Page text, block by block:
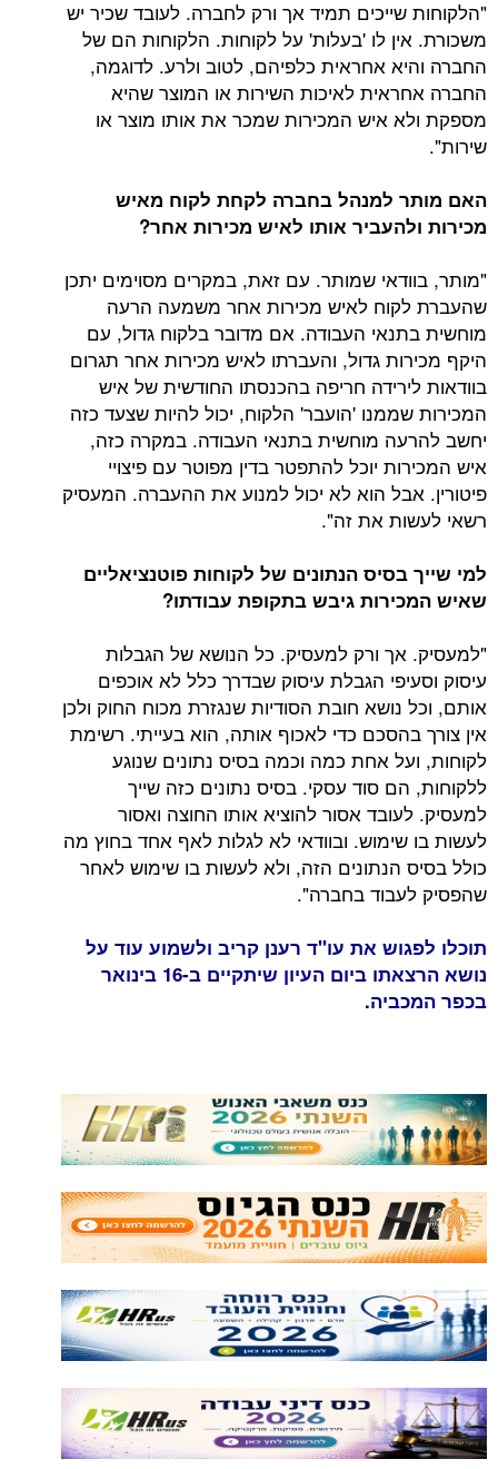
"הלקוחות שייכים תמיד אך ורק לחברה. לעובד שכיר יש
משכורת. אין לו 'בעלות' על לקוחות. הלקוחות הם של
החברה והיא אחראית כלפיהם, לטוב ולרע. לדוגמה,
החברה אחראית לאיכות השירות או המוצר שהיא
מספקת ולא איש המכירות שמכר את אותו מוצר או
שירות".
האם מותר למנהל בחברה לקחת לקוח מאיש
מכירות ולהעביר אותו לאיש מכירות אחר?
"מותר, בוודאי שמותר. עם זאת, במקרים מסוימים יתכן
שהעברת לקוח לאיש מכירות אחר משמעה הרעה
מוחשית בתנאי העבודה. אם מדובר בלקוח גדול, עם
היקף מכירות גדול, והעברתו לאיש מכירות אחר תגרום
בוודאות לירידה חריפה בהכנסתו החודשית של איש
המכירות שממנו 'הועבר' הלקוח, יכול להיות שצעד כזה
יחשב להרעה מוחשית בתנאי העבודה. במקרה כזה,
איש המכירות יוכל להתפטר בדין מפוטר עם פיצויי
פיטורין. אבל הוא לא יכול למנוע את ההעברה. המעסיק
רשאי לעשות את זה".
למי שייך בסיס הנתונים של לקוחות פוטנציאליים
שאיש המכירות גיבש בתקופת עבודתו?
"למעסיק. אך ורק למעסיק. כל הנושא של הגבלות
עיסוק וסעיפי הגבלת עיסוק שבדרך כלל לא אוכפים
אותם, וכל נושא חובת הסודיות שנגזרת מכוח החוק ולכן
אין צורך בהסכם כדי לאכוף אותה, הוא בעייתי. רשימת
לקוחות, ועל אחת כמה וכמה בסיס נתונים שנוגע
ללקוחות, הם סוד עסקי. בסיס נתונים כזה שייך
למעסיק. לעובד אסור להוציא אותו החוצה ואסור
לעשות בו שימוש. ובוודאי לא לגלות לאף אחד בחוץ מה
כולל בסיס הנתונים הזה, ולא לעשות בו שימוש לאחר
שהפסיק לעבוד בחברה".
תוכלו לפגוש את עו"ד רענן קריב ולשמוע עוד על
נושא הרצאתו ביום העיון שיתקיים ב-16 בינואר
בכפר המכביה.